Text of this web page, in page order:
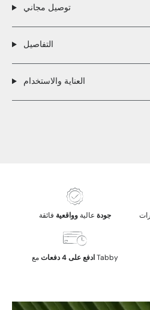
توصيل مجاني
التفاصيل
العناية والاستخدام
جودة عالية وواقعية فائقة
ادفع على 4 دفعات مع Tabby